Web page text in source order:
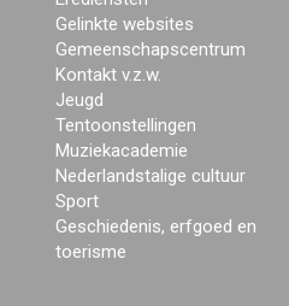
Gelinkte websites
Gemeenschapscentrum
Kontakt v.z.w.
Jeugd
Tentoonstellingen
Muziekacademie
Nederlandstalige cultuur
Sport
Geschiedenis, erfgoed en
toerisme